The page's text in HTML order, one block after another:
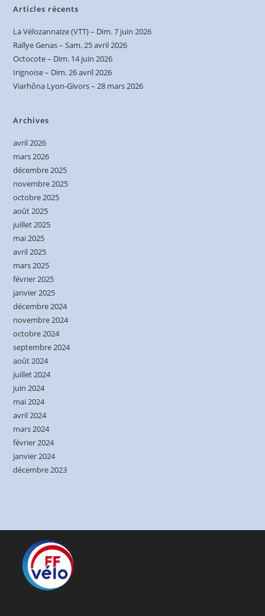
Articles récents
La Vélozannaize (VTT) – Dim. 7 juin 2026
Rallye Genas – Sam. 25 avril 2026
Octocote – Dim. 14 juin 2026
Irignoise – Dim. 26 avril 2026
Viarhôna Lyon-Givors – 28 mars 2026
Archives
avril 2026
mars 2026
décembre 2025
novembre 2025
octobre 2025
août 2025
juillet 2025
mai 2025
avril 2025
mars 2025
février 2025
janvier 2025
décembre 2024
novembre 2024
octobre 2024
septembre 2024
août 2024
juillet 2024
juin 2024
mai 2024
avril 2024
mars 2024
février 2024
janvier 2024
décembre 2023